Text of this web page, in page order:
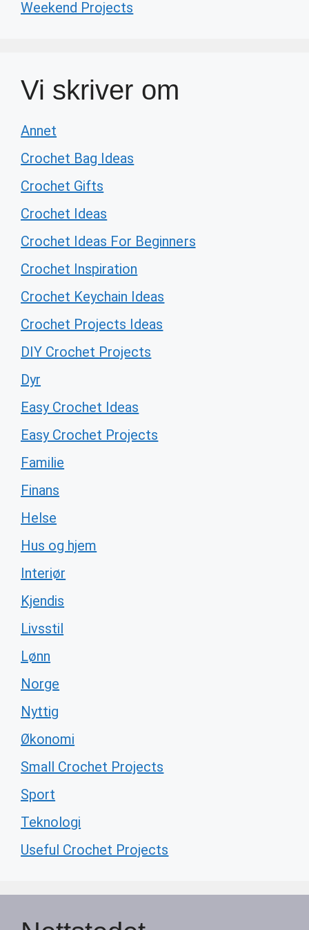
Weekend Projects
Vi skriver om
Annet
Crochet Bag Ideas
Crochet Gifts
Crochet Ideas
Crochet Ideas For Beginners
Crochet Inspiration
Crochet Keychain Ideas
Crochet Projects Ideas
DIY Crochet Projects
Dyr
Easy Crochet Ideas
Easy Crochet Projects
Familie
Finans
Helse
Hus og hjem
Interiør
Kjendis
Livsstil
Lønn
Norge
Nyttig
Økonomi
Small Crochet Projects
Sport
Teknologi
Useful Crochet Projects